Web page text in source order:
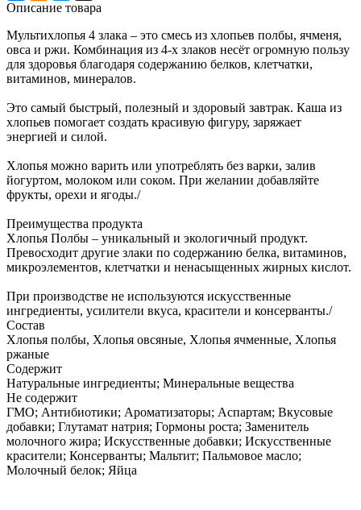
Описание товара
Мультихлопья 4 злака – это смесь из хлопьев полбы, ячменя,
овса и ржи. Комбинация из 4-х злаков несёт огромную пользу
для здоровья благодаря содержанию белков, клетчатки,
витаминов, минералов.
Это самый быстрый, полезный и здоровый завтрак. Каша из
хлопьев помогает создать красивую фигуру, заряжает
энергией и силой.
Хлопья можно варить или употреблять без варки, залив
йогуртом, молоком или соком. При желании добавляйте
фрукты, орехи и ягоды./
Преимущества продукта
Хлопья Полбы – уникальный и экологичный продукт.
Превосходит другие злаки по содержанию белка, витаминов,
микроэлементов, клетчатки и ненасыщенных жирных кислот.
При производстве не используются искусственные
ингредиенты, усилители вкуса, красители и консерванты./
Состав
Хлопья полбы, Хлопья овсяные, Хлопья ячменные, Хлопья
ржаные
Содержит
Натуральные ингредиенты; Минеральные вещества
Не содержит
ГМО; Антибиотики; Ароматизаторы; Аспартам; Вкусовые
добавки; Глутамат натрия; Гормоны роста; Заменитель
молочного жира; Искусственные добавки; Искусственные
красители; Консерванты; Мальтит; Пальмовое масло;
Молочный белок; Яйца